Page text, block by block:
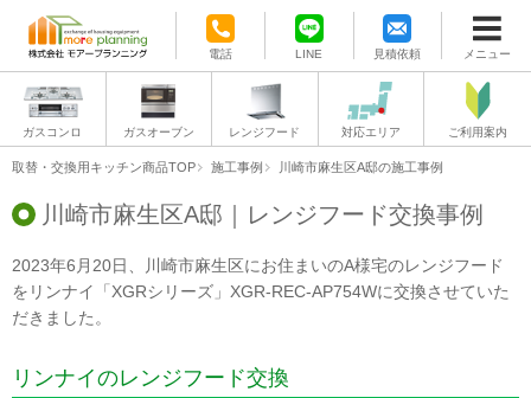
電話 LINE 見積依頼 メニュー
ガスコンロ ガスオーブン レンジフード 対応エリア ご利用案内
取替・交換用キッチン商品TOP 施工事例 川崎市麻生区A邸の施工事例
川崎市麻生区A邸｜レンジフード交換事例
2023年6月20日、川崎市麻生区にお住まいのA様宅のレンジフード
をリンナイ「XGRシリーズ」XGR-REC-AP754Wに交換させていた
だきました。
リンナイのレンジフード交換